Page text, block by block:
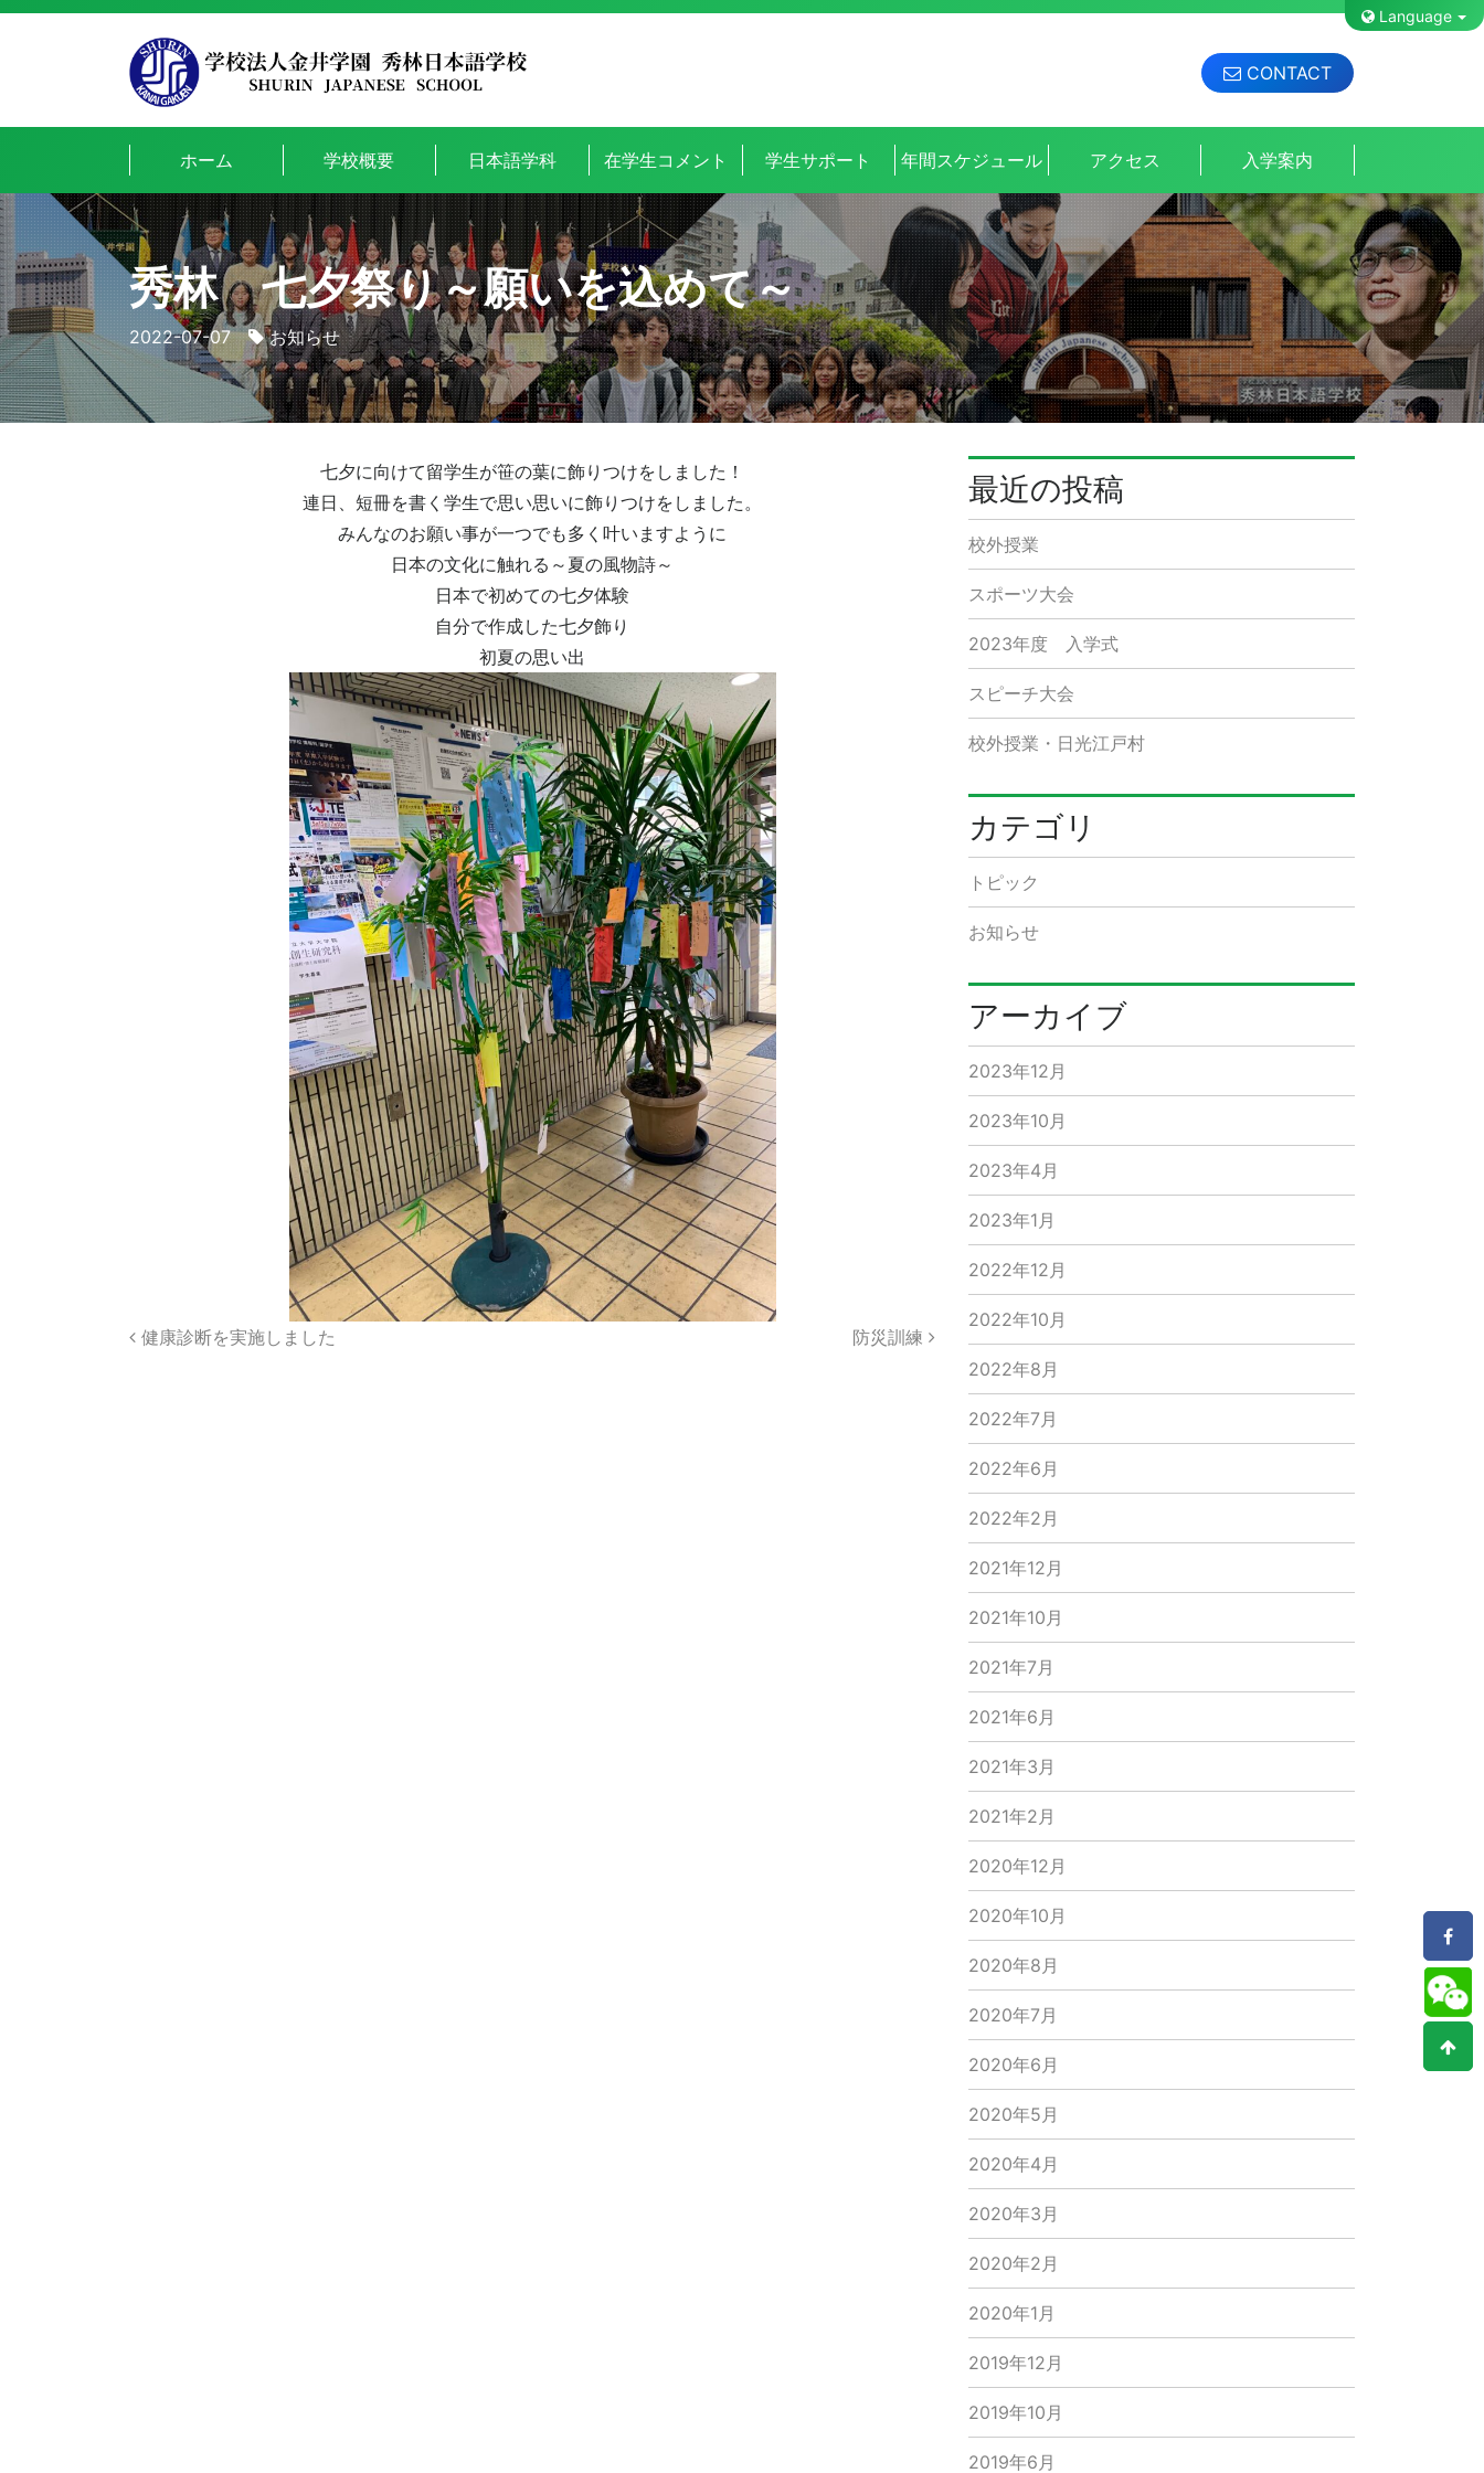
Language
CONTACT
ホーム 学校概要 日本語学科 在学生コメント 学生サポート 年間スケジュール アクセス 入学案内
秀林 七夕祭り～願いを込めて～
2022-07-07 お知らせ
七夕に向けて留学生が笹の葉に飾りつけをしました！
連日、短冊を書く学生で思い思いに飾りつけをしました。
みんなのお願い事が一つでも多く叶いますように
日本の文化に触れる～夏の風物詩～
日本で初めての七夕体験
自分で作成した七夕飾り
初夏の思い出
投
健康診断を実施しました 防災訓練
最近の投稿
校外授業
スポーツ大会
2023年度 入学式
スピーチ大会
校外授業・日光江戸村
カテゴリ
トピック
お知らせ
アーカイブ
2023年12月
2023年10月
2023年4月
2023年1月
2022年12月
2022年10月
2022年8月
2022年7月
2022年6月
2022年2月
2021年12月
2021年10月
2021年7月
2021年6月
2021年3月
2021年2月
2020年12月
2020年10月
2020年8月
2020年7月
2020年6月
2020年5月
2020年4月
2020年3月
2020年2月
2020年1月
2019年12月
2019年10月
2019年6月